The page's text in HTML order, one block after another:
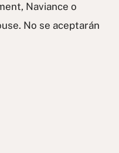
Naviance o
No se aceptarán